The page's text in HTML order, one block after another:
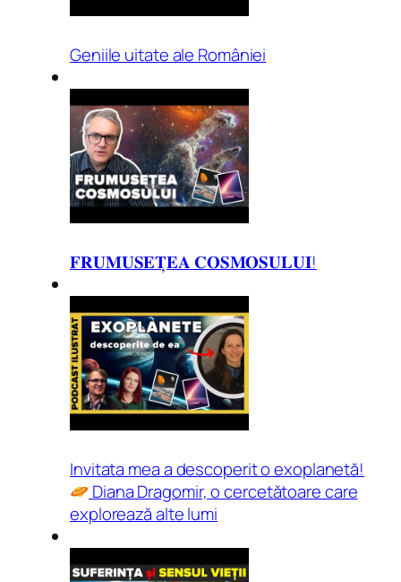
Geniile uitate ale României
𝐅𝐑𝐔𝐌𝐔𝐒𝐄𝐓̦𝐄𝐀 𝐂𝐎𝐒𝐌𝐎𝐒𝐔𝐋𝐔𝐈!
Invitata mea a descoperit o exoplanetă!
Diana Dragomir, o cercetătoare care
explorează alte lumi